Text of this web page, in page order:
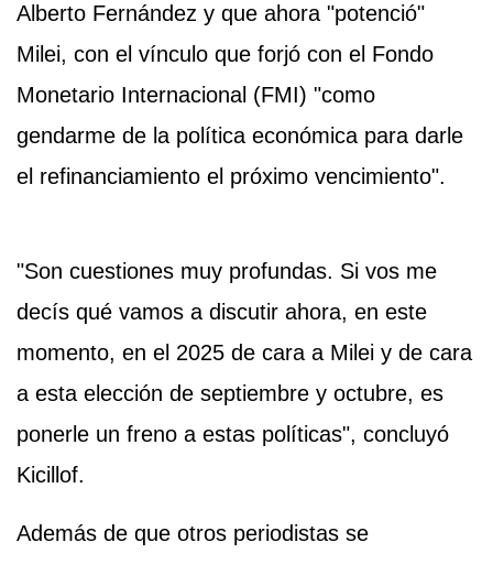
Alberto Fernández y que ahora "potenció"
Milei, con el vínculo que forjó con el Fondo
Monetario Internacional (FMI) "como
gendarme de la política económica para darle
el refinanciamiento el próximo vencimiento".
"Son cuestiones muy profundas. Si vos me
decís qué vamos a discutir ahora, en este
momento, en el 2025 de cara a Milei y de cara
a esta elección de septiembre y octubre, es
ponerle un freno a estas políticas", concluyó
Kicillof.
Además de que otros periodistas se